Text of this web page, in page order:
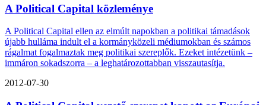
A Political Capital közleménye
A Political Capital ellen az elmúlt napokban a politikai támadások
újabb hulláma indult el a kormányközeli médiumokban és számos
rágalmat fogalmaztak meg politikai szereplők. Ezeket intézetünk –
immáron sokadszorra – a leghatározottabban visszautasítja.
2012-07-30